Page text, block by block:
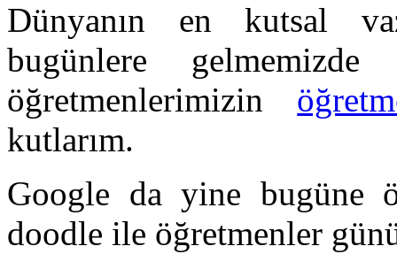
Dünyanın en kutsal
bugünlere
öğretmenlerimizin
kutlarım.
Google da yine bugüne
doodle ile öğretmenler